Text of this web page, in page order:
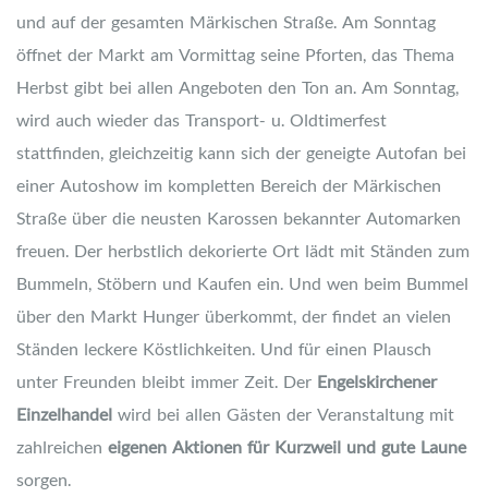
und auf der gesamten Märkischen Straße. Am Sonntag
öffnet der Markt am Vormittag seine Pforten, das Thema
Herbst gibt bei allen Angeboten den Ton an. Am Sonntag,
wird auch wieder das Transport- u. Oldtimerfest
stattfinden, gleichzeitig kann sich der geneigte Autofan bei
einer Autoshow im kompletten Bereich der Märkischen
Straße über die neusten Karossen bekannter Automarken
freuen. Der herbstlich dekorierte Ort lädt mit Ständen zum
Bummeln, Stöbern und Kaufen ein. Und wen beim Bummel
über den Markt Hunger überkommt, der findet an vielen
Ständen leckere Köstlichkeiten. Und für einen Plausch
unter Freunden bleibt immer Zeit. Der Engelskirchener
Einzelhandel wird bei allen Gästen der Veranstaltung mit
zahlreichen eigenen Aktionen für Kurzweil und gute Laune
sorgen.